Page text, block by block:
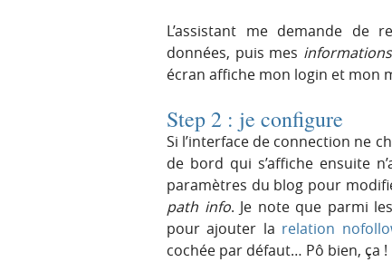
L’assistant me demande de
données, puis mes
écran affiche mon login et mon
Step 2 : je configure
Si l’interface de connection ne
de bord qui s’affiche ensuite
paramètres du blog pour
path info. Je note que parmi
pour ajouter la relation
cochée par défaut… Pô bien, ça !